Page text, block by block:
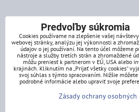
Drevoobrábácie stroje
Kovoobrábácie stroje
BR
Predvoľby súkromia
Cookies používame na zlepšenie vašej
webovej stránky, analýzu jej výkonnosti a
údajov o jej používaní. Na tento účel môžeme
nástroje a služby tretích strán a zhromaždené
môžu preniesť k partnerom v EÚ, USA alebo
krajinách. Kliknutím na „Prijať všetky cookies“
svoj súhlas s týmto spracovaním. Nižšie
podrobné informácie alebo upraviť svoje
Zásady ochrany